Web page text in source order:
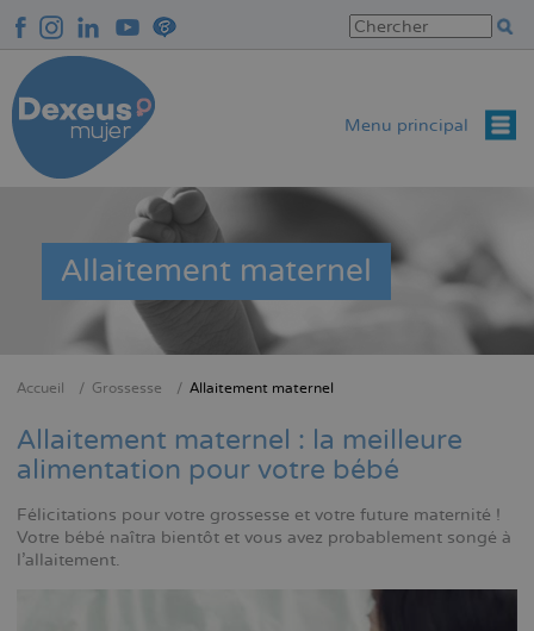
au
contenu
principal
Menu principal
Allaitement maternel
d'Ariane
Accueil Grossesse Allaitement maternel
Allaitement maternel : la meilleure
alimentation pour votre bébé
Félicitations pour votre grossesse et votre future maternité !
Votre bébé naîtra bientôt et vous avez probablement songé à
l'allaitement.